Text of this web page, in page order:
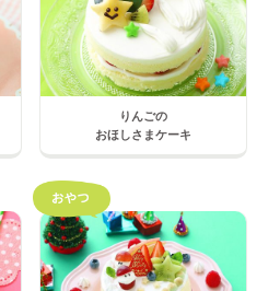
りんごの
おほしさまケーキ